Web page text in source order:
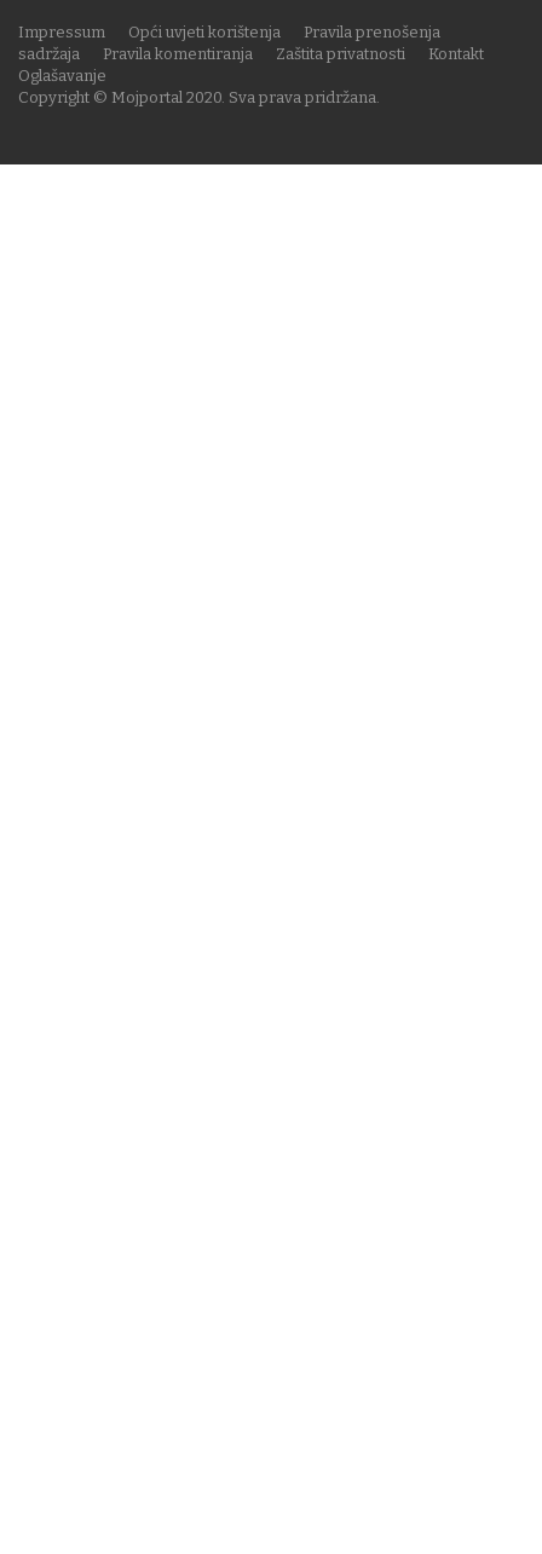
Copyright © Mojportal 2020. Sva prava pridržana.
Impressum Opći uvjeti korištenja
Pravila prenošenja
sadržaja
Pravila komentiranja Zaštita privatnosti
Kontakt
Oglašavanje